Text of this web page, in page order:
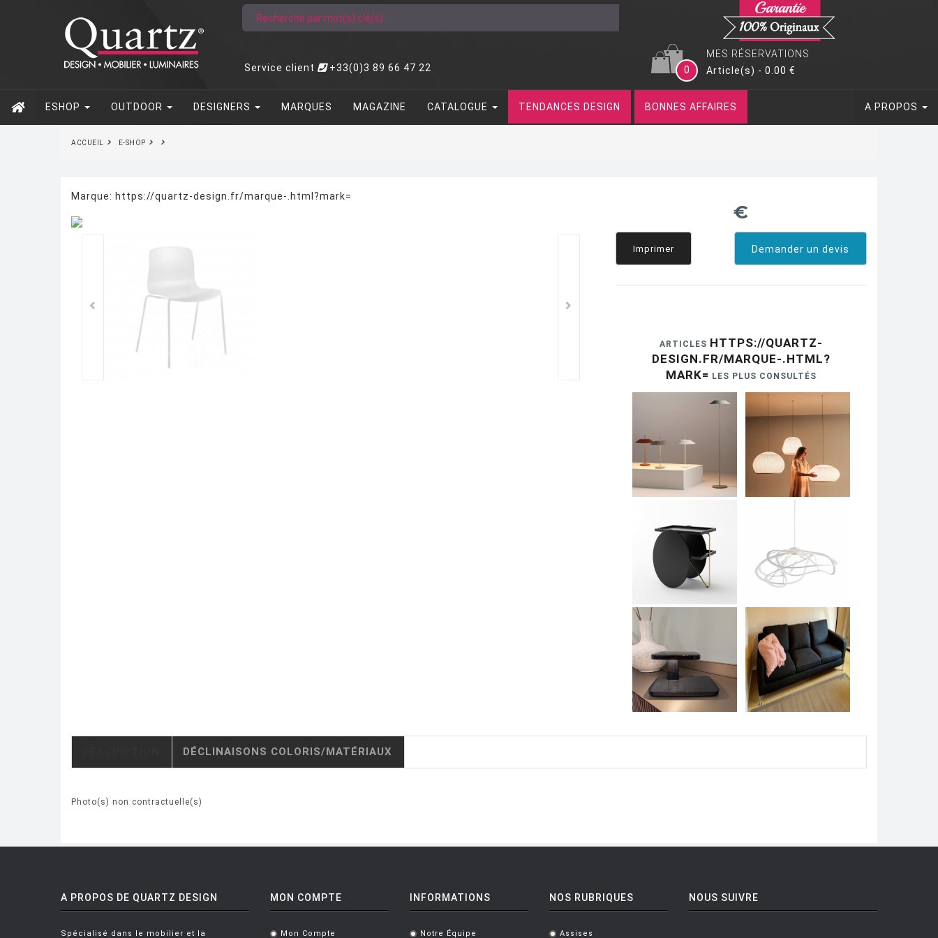
Service client +33(0)3 89 66 47 22
MES RÉSERVATIONS
0
Article(s) - 0.00 €
ESHOP OUTDOOR DESIGNERS MARQUES MAGAZINE CATALOGUE TENDANCES DESIGN BONNES AFFAIRES A PROPOS
ACCUEIL E-SHOP
Marque: https://quartz-design.fr/marque-.html?mark=
€
Demander un devis
Imprimer
ARTICLES HTTPS://QUARTZ-
DESIGN.FR/MARQUE-.HTML?
MARK= LES PLUS CONSULTÉS
DÉCLINAISONS COLORIS/MATÉRIAUX
Photo(s) non contractuelle(s)
A PROPOS DE QUARTZ DESIGN
Spécialisé dans le mobilier et la
MON COMPTE
Mon Compte
INFORMATIONS
Notre Équipe
NOS RUBRIQUES
Assises
NOUS SUIVRE